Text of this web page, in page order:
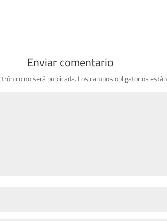
Enviar comentario
no será publicada. Los campos obligatorios